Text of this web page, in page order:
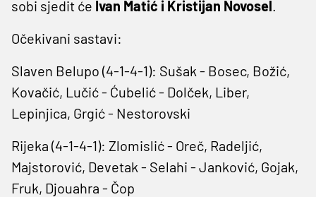
sobi sjedit će Ivan Matić i Kristijan Novosel
Očekivani sastavi:
Slaven Belupo (4-1-4-1): Sušak - Bosec, Božić,
Kovačić, Lučić - Ćubelić - Dolček, Liber,
Lepinjica, Grgić - Nestorovski
Rijeka (4-1-4-1): Zlomislić - Oreč, Radeljić,
Majstorović, Devetak - Selahi - Janković, Gojak,
Fruk, Djouahra - Čop